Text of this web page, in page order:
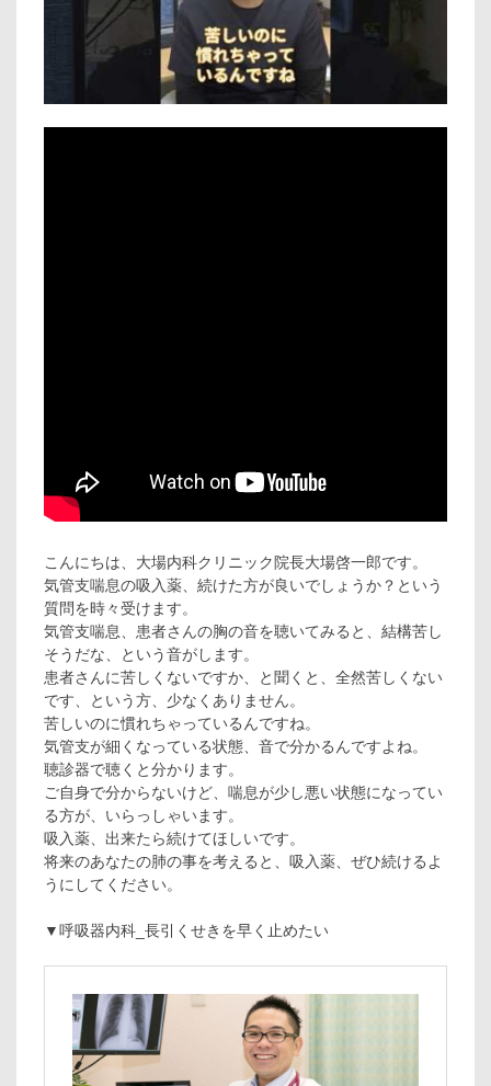
こんにちは、大場内科クリニック院長大場啓一郎です。
気管支喘息の吸入薬、続けた方が良いでしょうか？という
質問を時々受けます。
気管支喘息、患者さんの胸の音を聴いてみると、結構苦し
そうだな、という音がします。
患者さんに苦しくないですか、と聞くと、全然苦しくない
です、という方、少なくありません。
苦しいのに慣れちゃっているんですね。
気管支が細くなっている状態、音で分かるんですよね。
聴診器で聴くと分かります。
ご自身で分からないけど、喘息が少し悪い状態になってい
る方が、いらっしゃいます。
吸入薬、出来たら続けてほしいです。
将来のあなたの肺の事を考えると、吸入薬、ぜひ続けるよ
うにしてください。
▼呼吸器内科_長引くせきを早く止めたい